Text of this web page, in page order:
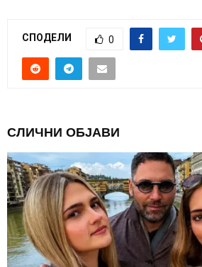
СПОДЕЛИ 0
СЛИЧНИ ОБЈАВИ